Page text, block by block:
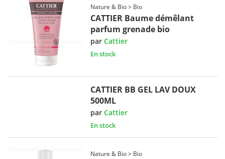
Nature & Bio > Bio
CATTIER Baume démêlant
parfum grenade bio
parCattier
En stock
CATTIER BB GEL LAV DOUX
500ML
parCattier
En stock
Nature & Bio > Bio